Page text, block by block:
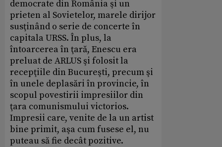
democrate din România şi un
prieten al Sovietelor, marele dirijor
susţinând o serie de concerte în
capitala URSS. În plus, la
întoarcerea în ţară, Enescu era
preluat de ARLUS şi folosit la
recepţiile din Bucureşti, precum şi
în unele deplasări în provincie, în
scopul povestirii impresiilor din
ţara comunismului victorios.
Impresii care, venite de la un artist
bine primit, aşa cum fusese el, nu
puteau să fie decât pozitive.